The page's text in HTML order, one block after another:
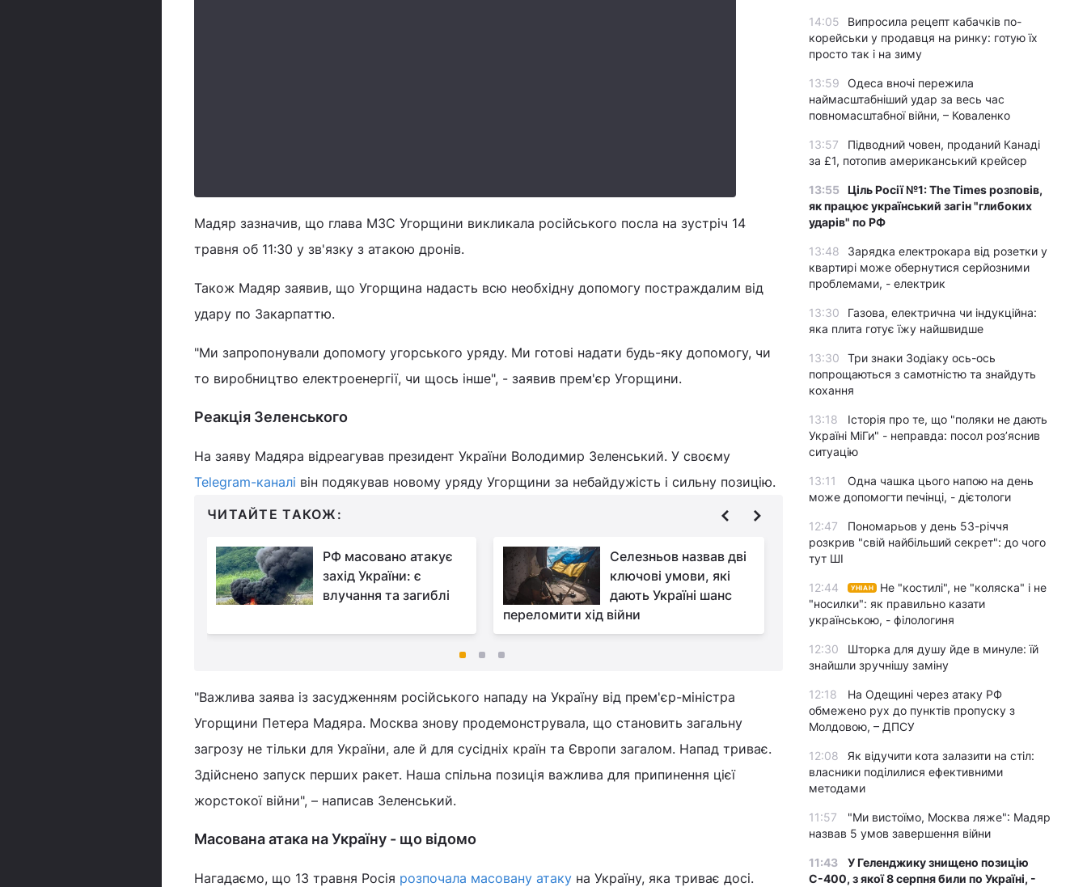
Мадяр зазначив, що глава МЗС Угорщини викликала російського посла на зустріч 14
травня об 11:30 у зв'язку з атакою дронів.
Також Мадяр заявив, що Угорщина надасть всю необхідну допомогу постраждалим від
удару по Закарпаттю.
"Ми запропонували допомогу угорського уряду. Ми готові надати будь-яку допомогу, чи
то виробництво електроенергії, чи щось інше", - заявив прем'єр Угорщини.
Реакція Зеленського
На заяву Мадяра відреагував президент України Володимир Зеленський. У своєму
Telegram-каналі він подякував новому уряду Угорщини за небайдужість і сильну позицію.
ЧИТАЙТЕ ТАКОЖ:
РФ масовано атакує
захід України: є
влучання та загиблі
Селезньов назвав дві
ключові умови, які
дають Україні шанс
переломити хід війни
один день війни:
Сибіга дав відповідь
"Важлива заява із засудженням російського нападу на Україну від прем'єр-міністра
Угорщини Петера Мадяра. Москва знову продемонструвала, що становить загальну
загрозу не тільки для України, але й для сусідніх країн та Європи загалом. Напад триває.
Здійснено запуск перших ракет. Наша спільна позиція важлива для припинення цієї
жорстокої війни", – написав Зеленський.
Масована атака на Україну - що відомо
Нагадаємо, що 13 травня Росія розпочала масовану атаку на Україну, яка триває досі.
14:05
Випросила рецепт кабачків по-
корейськи у продавця на ринку: готую їх
просто так і на зиму
13:59
Одеса вночі пережила
наймасштабніший удар за весь час
повномасштабної війни, – Коваленко
13:57
Підводний човен, проданий Канаді
за £1, потопив американський крейсер
13:55 Ціль Росії №1: The Times розповів,
як працює український загін "глибоких
ударів" по РФ
13:48
Зарядка електрокара від розетки у
квартирі може обернутися серйозними
проблемами, - електрик
13:30
Газова, електрична чи індукційна:
яка плита готує їжу найшвидше
13:30
Три знаки Зодіаку ось-ось
попрощаються з самотністю та знайдуть
кохання
13:18
Історія про те, що "поляки не дають
Україні МіГи" - неправда: посол роз’яснив
ситуацію
13:11
Одна чашка цього напою на день
може допомогти печінці, - дієтологи
12:47
Пономарьов у день 53-річчя
розкрив "свій найбільший секрет": до чого
тут ШІ
12:44 УНІАН
Не "костилі", не "коляска" і не
"носилки": як правильно казати
українською, - філологиня
12:30
Шторка для душу йде в минуле: їй
знайшли зручнішу заміну
12:18
На Одещині через атаку РФ
обмежено рух до пунктів пропуску з
Молдовою, – ДПСУ
12:08
Як відучити кота залазити на стіл:
власники поділилися ефективними
методами
11:57
"Ми вистоїмо, Москва ляже": Мадяр
назвав 5 умов завершення війни
11:43
У Геленджику знищено позицію
С-400, з якої 8 серпня били по Україні, -